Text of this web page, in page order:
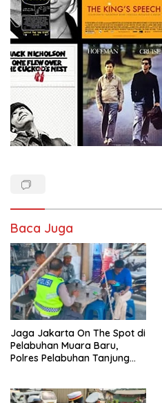
Baca Juga
Jaga Jakarta On The Spot di
Pelabuhan Muara Baru,
Polres Pelabuhan Tanjung
Masyarakat